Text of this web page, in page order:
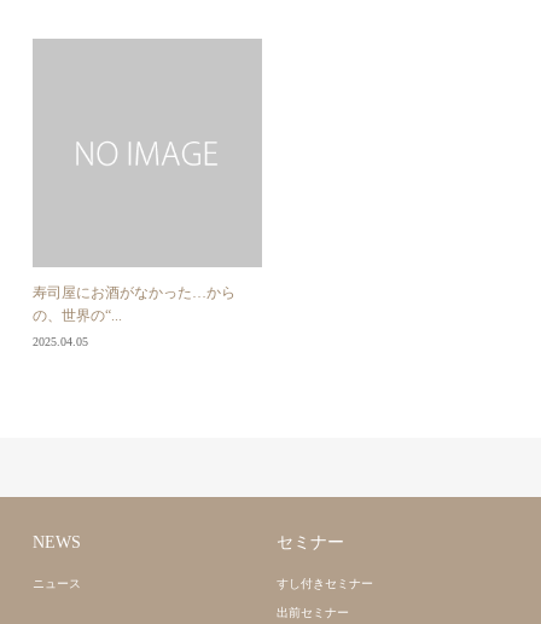
寿司屋にお酒がなかった…から
の、世界の“...
2025.04.05
NEWS
ニュース
セミナー
すし付きセミナー
出前セミナー